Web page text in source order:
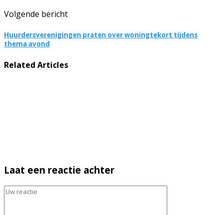
Volgende bericht
Huurdersverenigingen praten over woningtekort tijdens
thema avond
Related Articles
Laat een reactie achter